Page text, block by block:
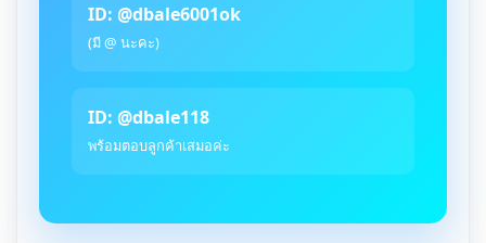
ID: @dbale6001ok
(มี @ นะคะ)
ID: @dbale118
พร้อมตอบลูกค้าเสมอค่ะ